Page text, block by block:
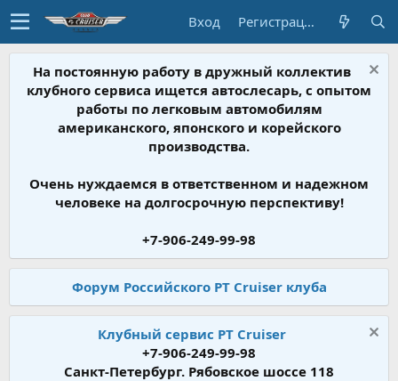
Вход Регистрация
На постоянную работу в дружный коллектив
клубного сервиса ищется автослесарь, с опытом
работы по легковым автомобилям
американского, японского и корейского
производства.
Очень нуждаемся в ответственном и надежном
человеке на долгосрочную перспективу!
+7-906-249-99-98
Форум Российского PT Cruiser клуба
Клубный сервис PT Cruiser
+7-906-249-99-98
Санкт-Петербург. Рябовское шоссе 118